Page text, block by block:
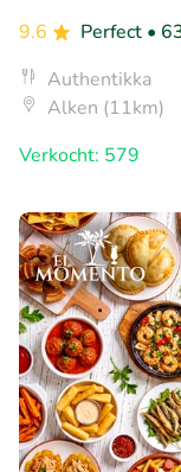
9.6
Perfect •
Authentikka
Alken (11km)
Verkocht: 579